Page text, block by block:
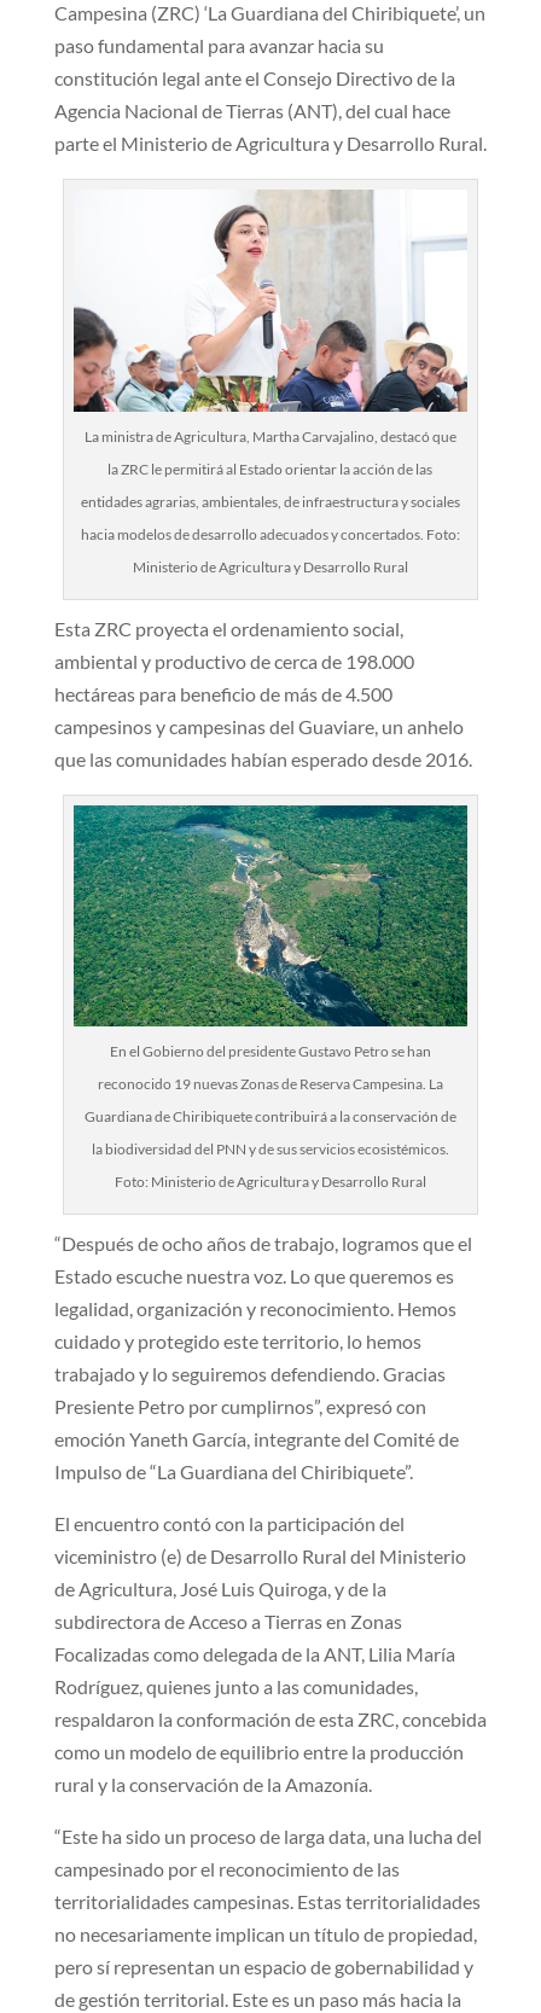
Campesina (ZRC) ‘La Guardiana del Chiribiquete’, un
paso fundamental para avanzar hacia su
constitución legal ante el Consejo Directivo de la
Agencia Nacional de Tierras (ANT), del cual hace
parte el Ministerio de Agricultura y Desarrollo Rural.
La ministra de Agricultura, Martha Carvajalino, destacó que
la ZRC le permitirá al Estado orientar la acción de las
entidades agrarias, ambientales, de infraestructura y sociales
hacia modelos de desarrollo adecuados y concertados. Foto:
Ministerio de Agricultura y Desarrollo Rural
Esta ZRC proyecta el ordenamiento social,
ambiental y productivo de cerca de 198.000
hectáreas para beneficio de más de 4.500
campesinos y campesinas del Guaviare, un anhelo
que las comunidades habían esperado desde 2016.
En el Gobierno del presidente Gustavo Petro se han
reconocido 19 nuevas Zonas de Reserva Campesina. La
Guardiana de Chiribiquete contribuirá a la conservación de
la biodive​rsidad del PNN y de sus servicios ecosistémicos.
Foto: Ministerio de Agricultura y Desarrollo Rural
“Después de ocho años de trabajo, logramos que el
Estado escuche nuestra voz. Lo que queremos es
legalidad, organización y reconocimiento. Hemos
cuidado y protegido este territorio, lo hemos
trabajado y lo seguiremos defendiendo. Gracias
Presiente Petro por cumplirnos”, expresó con
emoción Yaneth García, integrante del Comité de
Impulso de “La Guardiana del Chiribiquete”.
El encuentro contó con la participación del
viceministro (e) de Desarrollo Rural del Ministerio
de Agricultura, José Luis Quiroga, y de la
subdirectora de Acceso a Tierras en Zonas
Focalizadas como delegada de la ANT, Lilia María
Rodríguez, quienes junto a las comunidades,
respaldaron la conformación de esta ZRC, concebida
como un modelo de equilibrio entre la producción
rural y la conservación de la Amazonía.
“Este ha sido un proceso de larga data, una lucha del
campesinado por el reconocimiento de las
territorialidades campesinas. Estas territorialidades
no necesariamente implican un título de propiedad,
pero sí representan un espacio de gobernabilidad y
de gestión territorial. Este es un paso más hacia la